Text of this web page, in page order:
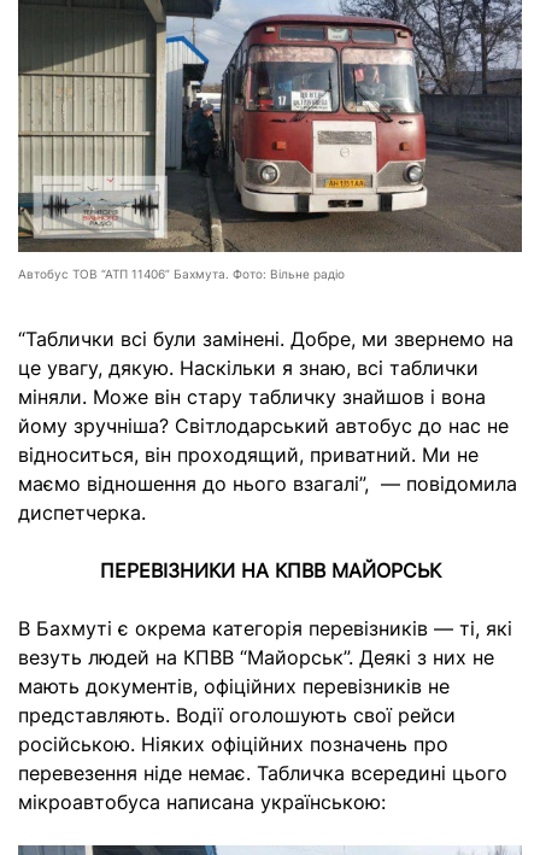
Автобус ТОВ “АТП 11406” Бахмута. Фото: Вільне радіо
“Таблички всі були замінені. Добре, ми звернемо на
це увагу, дякую. Наскільки я знаю, всі таблички
міняли. Може він стару табличку знайшов і вона
йому зручніша? Світлодарський автобус до нас не
відноситься, він проходящий, приватний. Ми не
маємо відношення до нього взагалі”, — повідомила
диспетчерка.
ПЕРЕВІЗНИКИ НА КПВВ МАЙОРСЬК
В Бахмуті є окрема категорія перевізників — ті, які
везуть людей на КПВВ “Майорськ”. Деякі з них не
мають документів, офіційних перевізників не
представляють. Водії оголошують свої рейси
російською. Ніяких офіційних позначень про
перевезення ніде немає. Табличка всередині цього
мікроавтобуса написана українською: